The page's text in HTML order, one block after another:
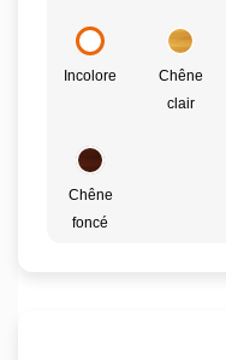
Incolore
Chêne
clair
Chêne
foncé